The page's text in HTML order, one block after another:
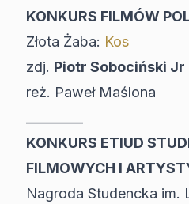
KONKURS FILMÓW
Złota Żaba: Kos
zdj. Piotr Sobociński Jr
reż. Paweł Maślona
KONKURS ETIUD
FILMOWYCH I
Nagroda Studencka im.